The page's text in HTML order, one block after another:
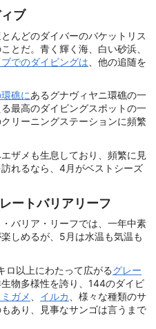
ブ
んどのダイバーのバケットリス
とだ。青く輝く海、白い砂浜、
でのダイビングは 、他の追随を
礁にあるグナヴィヤニ環礁の一
最高のダイビングスポットの一
リーニングステーションに頻繁
ザメも生息しており、頻繁に見
れるなら、4月がベストシーズ
ートバリアリーフ
バリア・リーフでは、一年中素
しめるが、5月は水温も気温も
ロ以上にわたって広がるグレー
生物多様性を誇り、144のダイビ
ガメ イルカ
、様々な種類のサ
あり、見事なサンゴは言うまで